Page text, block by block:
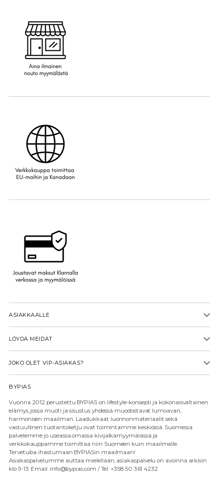
ASIAKKAALLE
LÖYDÄ MEIDÄT
JOKO OLET VIP-ASIAKAS?
BYPIAS
Vuonna 2012 perustettu BYPIAS on lifestyle-konsepti ja kokonaisvaltainen
elämys, jossa muoti ja sisustus yhdessä muodostavat lumoavan,
harmonisen maailman. Laadukkaat luonnonmateriaalit sekä
vastuullinen tuotantoketju ovat toimintamme keskiössä. Suomessa
palvelemme jo useassa omassa kivijalkamyymälässä ja
verkkokauppamme toimittaa niin Suomeen kuin maailmalle.
Tervetuloa ihastumaan BYPIASin maailmaan!
Asiakaspalvelumme auttaa mielellään, asiakaspalvelu on avoinna arkisin
klo 9-13. Email: info@bypias.com / Tel: +358 50 361 4232